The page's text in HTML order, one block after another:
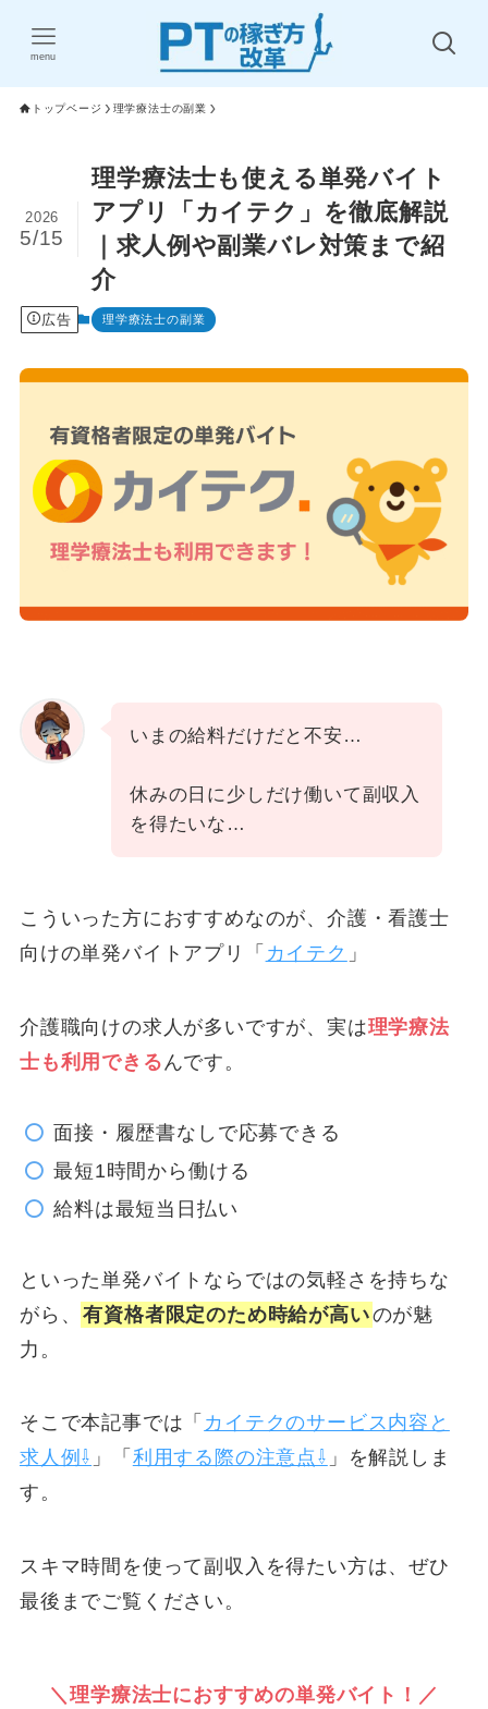
menu
トップベージ 理学療法士の副業
理学療法士も使える単発バイト
アプリ「カイテク」を徹底解説
｜求人例や副業バレ対策まで紹
介
2026
5/15
広告 理学療法士の副業
いまの給料だけだと不安…
休みの日に少しだけ働いて副収入
を得たいな…
こういった方におすすめなのが、介護・看護士
向けの単発バイトアプリ「 カイテク 」
介護職向けの求人が多いですが、実は理学療法
士も利用できる んです。
面接・履歴書なしで応募できる
最短1時間から働ける
給料は最短当日払い
といった単発バイトならではの気軽さを持ちな
がら、 有資格者限定のため時給が高いのが魅
力。
そこで本記事では「 カイテクのサービス内容と
求人例⇩ 」「 利用する際の注意点⇩ 」を解説しま
す。
スキマ時間を使って副収入を得たい方は、ぜひ
最後までご覧ください。
＼理学療法士におすすめの単発バイト！／